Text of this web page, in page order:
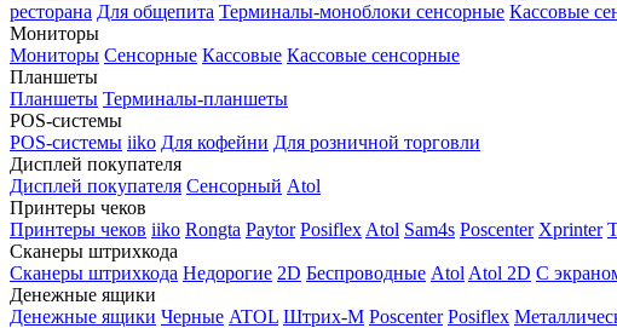
ресторана Для общепита Терминалы-моноблоки сенсорные Кассовые
Мониторы
Мониторы Сенсорные Кассовые Кассовые сенсорные
Планшеты
Планшеты Терминалы-планшеты
POS-системы
POS-системы iiko Для кофейни Для розничной торговли
Дисплей покупателя
Дисплей покупателя Сенсорный Atol
Принтеры чеков
Принтеры чеков iiko Rongta Paytor Posiflex Atol Sam4s Poscenter Xprinter
Сканеры штрихкода
Сканеры штрихкода Недорогие 2D Беспроводные Atol Atol 2D С
Денежные ящики
Денежные ящики Черные ATOL Штрих-М Poscenter Posiflex